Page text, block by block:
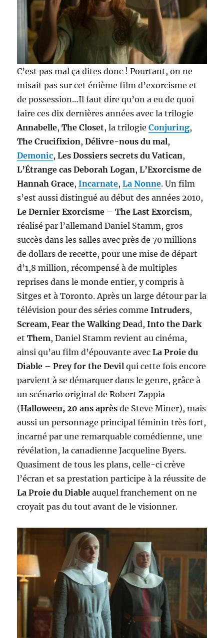
C’est pas mal ça dites donc ! Pourtant, on ne
misait pas sur cet énième film d’exorcisme et
de possession…Il faut dire qu’on a eu de quoi
faire ces dix dernières années avec la trilogie
Annabelle, The Closet, la trilogieConjuring,
The Crucifixion,Délivre-nous du mal,
Demonic,Les Dossiers secrets du Vatican,
L’Étrange cas Deborah Logan,L’Exorcisme de
Hannah Grace,Incarnate,La Nonne. Un film
s’est aussi distingué au début des années 2010,
Le Dernier Exorcisme –The Last Exorcism,
réalisé par l’allemand Daniel Stamm, gros
succès dans les salles avec près de 70 millions
de dollars de recette, pour une mise de départ
d’1,8 million, récompensé à de multiples
reprises dans le monde entier, y compris à
Sitges et à Toronto. Après un large détour par la
télévision pour des séries commeIntruders,
Scream,Fear the Walking Dead,Into the Dark
etThem, Daniel Stamm revient au cinéma,
ainsi qu’au film d’épouvante avecLa Proie du
Diable –Prey for the Devil qui cette fois encore
parvient à se démarquer dans le genre, grâce à
un scénario original de Robert Zappia
(Halloween, 20 ans après de Steve Miner), mais
aussi un personnage principal féminin très fort,
incarné par une remarquable comédienne, une
révélation, la canadienne Jacqueline Byers.
Quasiment de tous les plans, celle-ci crève
l’écran et sa prestation participe à la réussite de
La Proie du Diable auquel franchement on ne
croyait pas du tout avant de le visionner.